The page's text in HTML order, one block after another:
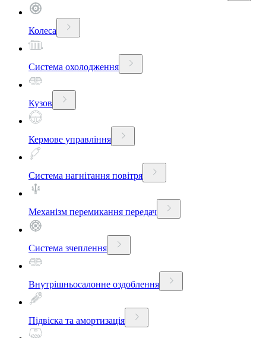
Колеса
Система охолодження
Кузов
Кермове управління
Система нагнітання повітря
Механізм перемикання передач
Система зчеплення
Внутрішньосалонне оздоблення
Підвіска та амортизація